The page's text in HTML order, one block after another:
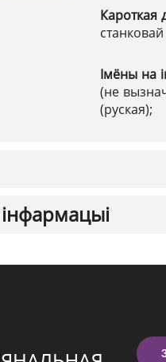
Кароткая
Імёны на
(не
(руская);